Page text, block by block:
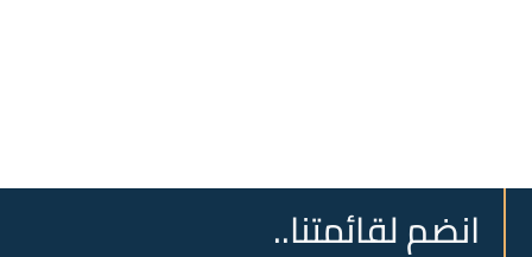
انضم لقائمتنا..